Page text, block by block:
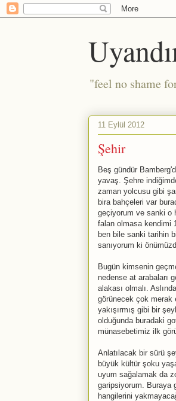
"feel no shame
11 Eylül 2012
Şehir
Beş gündür
yavaş. Şehre
zaman yolcusu gibi
bira bahçeleri var
geçiyorum ve sanki o
falan olmasa kendimi
ben bile sanki tarihin
sanıyorum ki
Bugün kimsenin
nedense at arabaları
alakası olmalı.
görünecek çok merak
yakışırmış gibi bir
olduğunda buradaki
münasebetimiz ilk
Anlatılacak bir sürü
büyük kültür şoku
uyum sağalamak da
garipsiyorum. Buraya
hangilerini